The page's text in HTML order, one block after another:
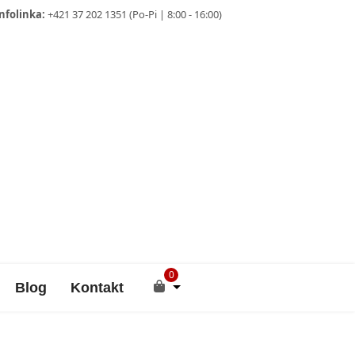
+421 37 202 1351 (Po-Pi | 8:00 - 16:00)
Blog Kontakt
0